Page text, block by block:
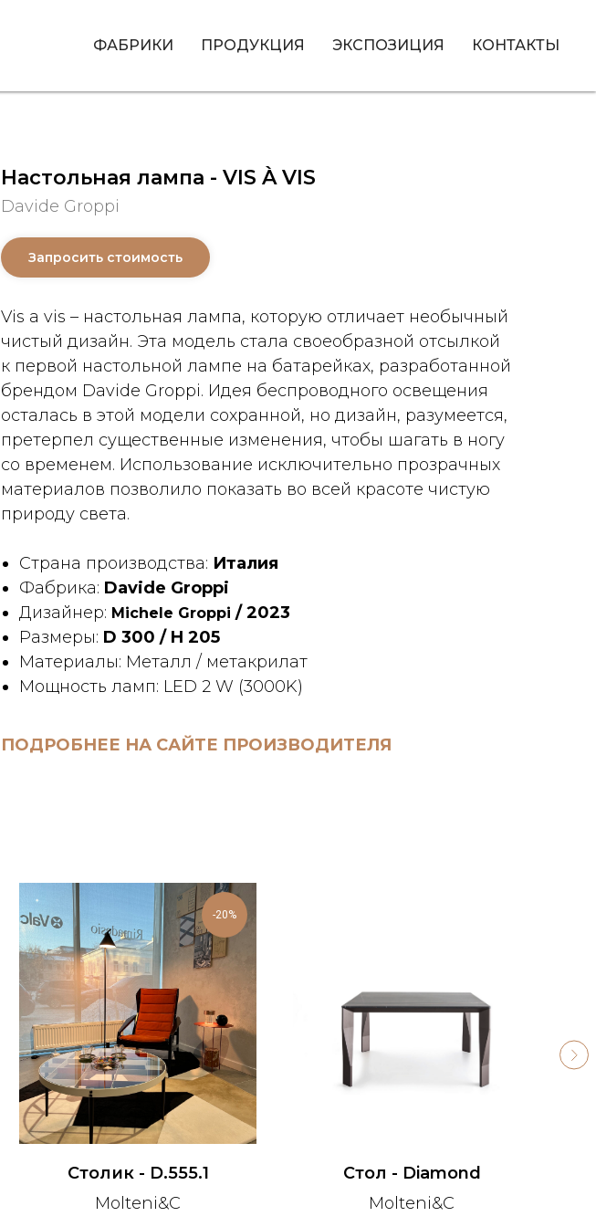
ФАБРИКИ ПРОДУКЦИЯ ЭКСПОЗИЦИЯ КОНТАКТЫ
Настольная лампа - VIS À VIS
Davide Groppi
Запросить стоимость
Vis a vis – настольная лампа, которую отличает необычный
чистый дизайн. Эта модель стала своеобразной отсылкой
к первой настольной лампе на батарейках, разработанной
брендом Davide Groppi. Идея беспроводного освещения
осталась в этой модели сохранной, но дизайн, разумеется,
претерпел существенные изменения, чтобы шагать в ногу
со временем. Использование исключительно прозрачных
материалов позволило показать во всей красоте чистую
природу света.
Страна производства: Италия
Фабрика: Davide Groppi
Дизайнер: Michele Groppi / 2023
Размеры: D 300 / H 205
Материалы: Металл / метакрилат
Мощность ламп: LED 2 W (3000K)
ПОДРОБНЕЕ НА САЙТЕ ПРОИЗВОДИТЕЛЯ
-20%
Столик - D.555.1
Molteni&C
Стол - Diamond
Molteni&C